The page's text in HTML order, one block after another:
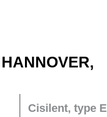
Cisilent, type E